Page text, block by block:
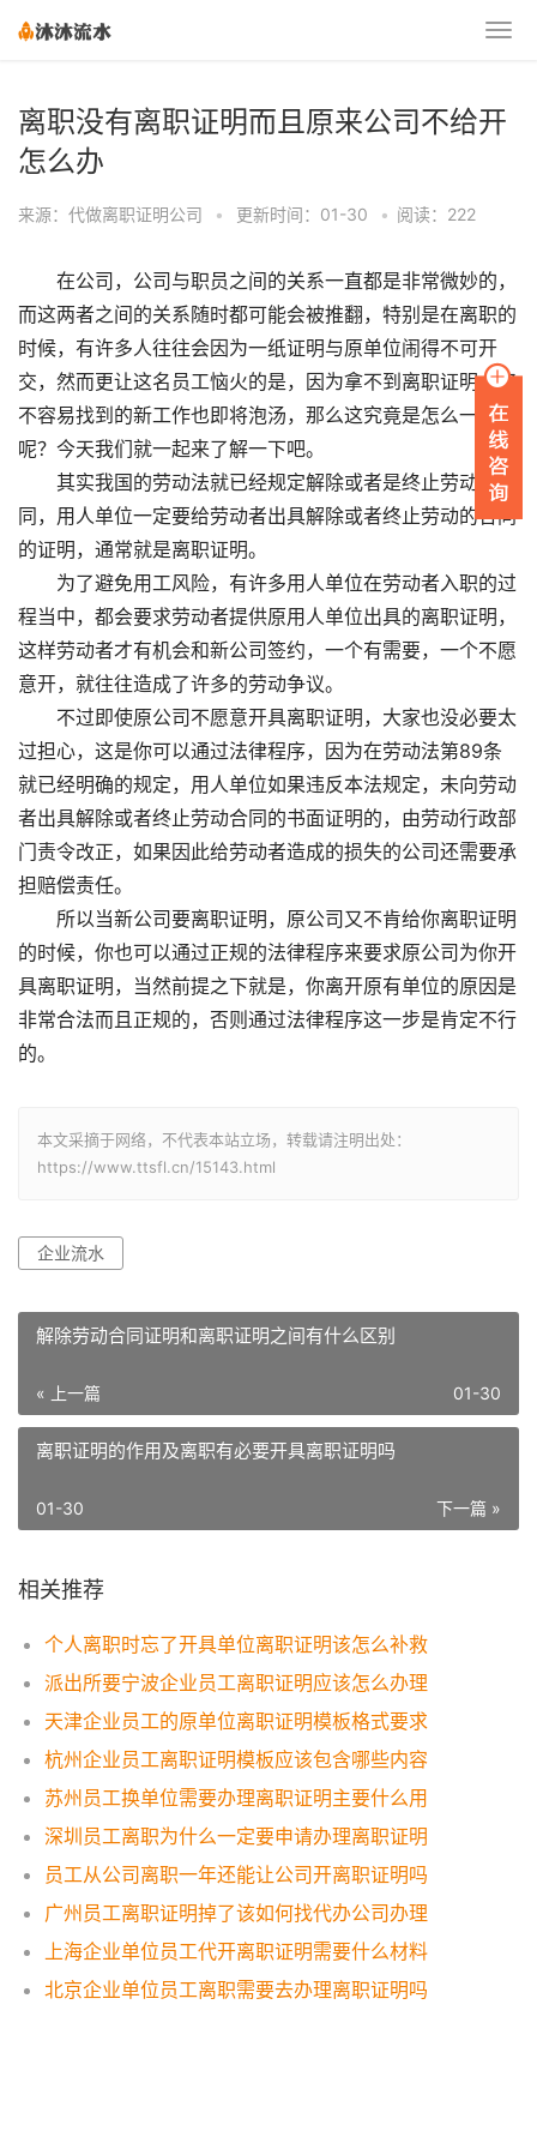
离职没有离职证明而且原来公司不给开
怎么办
来源：代做离职证明公司 • 更新时间：01-30 • 阅读：222
在公司，公司与职员之间的关系一直都是非常微妙的，
而这两者之间的关系随时都可能会被推翻，特别是在离职的
时候，有许多人往往会因为一纸证明与原单位闹得不可开
交，然而更让这名员工恼火的是，因为拿不到离职证明，好
不容易找到的新工作也即将泡汤，那么这究竟是怎么一回事
呢？今天我们就一起来了解一下吧。
其实我国的劳动法就已经规定解除或者是终止劳动合
同，用人单位一定要给劳动者出具解除或者终止劳动的合同
的证明，通常就是离职证明。
为了避免用工风险，有许多用人单位在劳动者入职的过
程当中，都会要求劳动者提供原用人单位出具的离职证明，
这样劳动者才有机会和新公司签约，一个有需要，一个不愿
意开，就往往造成了许多的劳动争议。
不过即使原公司不愿意开具离职证明，大家也没必要太
过担心，这是你可以通过法律程序，因为在劳动法第89条
就已经明确的规定，用人单位如果违反本法规定，未向劳动
者出具解除或者终止劳动合同的书面证明的，由劳动行政部
门责令改正，如果因此给劳动者造成的损失的公司还需要承
担赔偿责任。
所以当新公司要离职证明，原公司又不肯给你离职证明
的时候，你也可以通过正规的法律程序来要求原公司为你开
具离职证明，当然前提之下就是，你离开原有单位的原因是
非常合法而且正规的，否则通过法律程序这一步是肯定不行
的。
本文采摘于网络，不代表本站立场，转载请注明出处：
https://www.ttsfl.cn/15143.html
企业流水
解除劳动合同证明和离职证明之间有什么区别
« 上一篇 01-30
离职证明的作用及离职有必要开具离职证明吗
下一篇 »
01-30
相关推荐
个人离职时忘了开具单位离职证明该怎么补救
派出所要宁波企业员工离职证明应该怎么办理
天津企业员工的原单位离职证明模板格式要求
杭州企业员工离职证明模板应该包含哪些内容
苏州员工换单位需要办理离职证明主要什么用
深圳员工离职为什么一定要申请办理离职证明
员工从公司离职一年还能让公司开离职证明吗
广州员工离职证明掉了该如何找代办公司办理
上海企业单位员工代开离职证明需要什么材料
北京企业单位员工离职需要去办理离职证明吗